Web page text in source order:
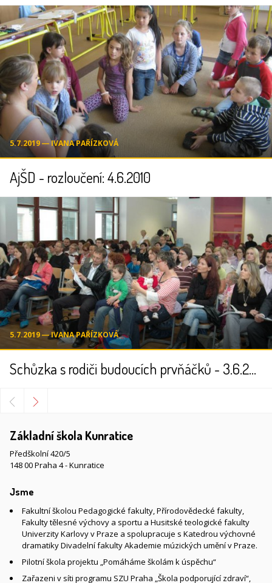
5.7.2019 ― IVANA PAŘÍZKOVÁ
AjŠD - rozloučení: 4.6.2010
5.7.2019 ― IVANA PAŘÍZKOVÁ
Schůzka s rodiči budoucích prvňáčků - 3.6.2010
Základní škola Kunratice
Předškolní 420/5
148 00 Praha 4 - Kunratice
Jsme
Fakultní školou Pedagogické fakulty, Přírodovědecké fakulty,
Fakulty tělesné výchovy a sportu a Husitské teologické fakulty
Univerzity Karlovy v Praze a spolupracuje s Katedrou výchovné
dramatiky Divadelní fakulty Akademie múzických umění v Praze.
Pilotní škola projektu „Pomáháme školám k úspěchu“
Zařazeni v síti programu SZU Praha „Škola podporující zdraví“,